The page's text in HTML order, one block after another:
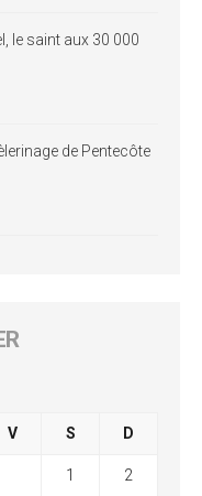
le saint aux 30 000
de Pentecôte
V S D
1 2